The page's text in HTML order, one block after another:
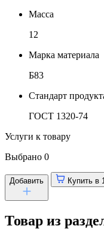
Масса
12
Марка материала
Б83
Стандарт
ГОСТ 1320-74
Услуги к товару
Выбрано 0
Добавить Купить в
Товар из